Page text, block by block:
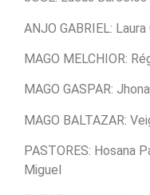
ANJO GABRIEL: Laura
MAGO MELCHIOR:
MAGO GASPAR:
MAGO BALTAZAR:
PASTORES: Hosana
Miguel